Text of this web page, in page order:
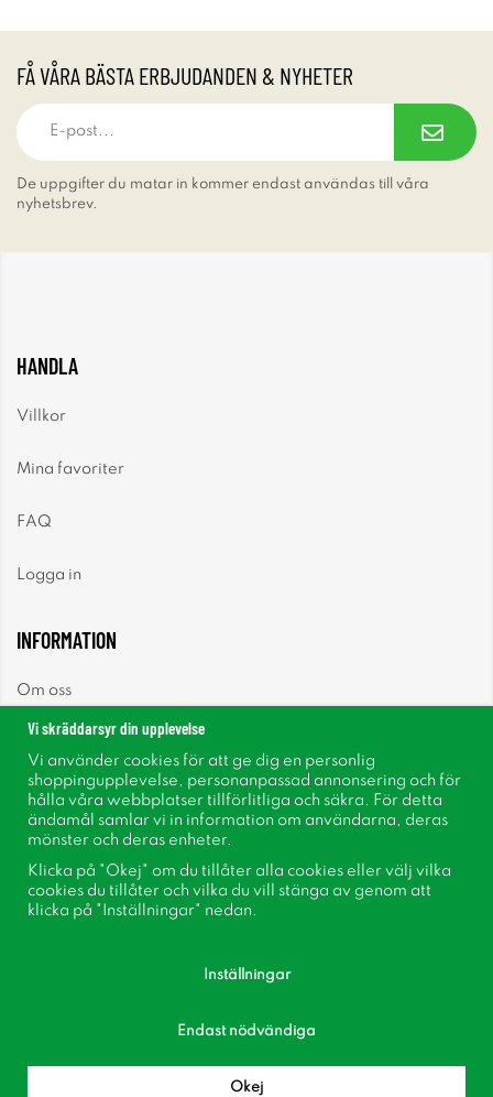
FÅ VÅRA BÄSTA ERBJUDANDEN & NYHETER
De uppgifter du matar in kommer endast användas till våra
nyhetsbrev.
HANDLA
Villkor
Mina favoriter
FAQ
Logga in
INFORMATION
Om oss
Nyhetsbrev
Om cookies
Inspiration
Bli medlem i vår kundklubb!
Vi skräddarsyr din upplevelse
Vi använder cookies för att ge dig en personlig
shoppingupplevelse, personanpassad annonsering och för
hålla våra webbplatser tillförlitliga och säkra. För detta
ändamål samlar vi in information om användarna, deras
mönster och deras enheter.
Klicka på "Okej" om du tillåter alla cookies eller välj vilka
cookies du tillåter och vilka du vill stänga av genom att
klicka på "Inställningar" nedan.
Inställningar
Endast nödvändiga
Okej